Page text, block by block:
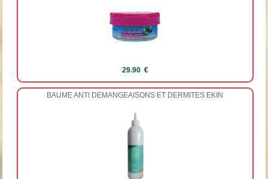
29.90 €
BAUME ANTI DEMANGEAISONS ET DERMITES EKIN